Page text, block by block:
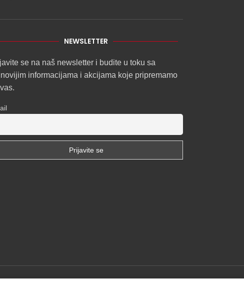
NEWSLETTER
se na naš newsletter i budite u toku sa
informacijama i akcijama koje pripremamo